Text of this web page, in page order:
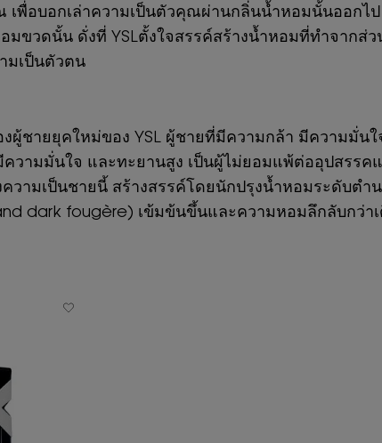
พื่อบอกเล่าความเป็นตัวคุณผ่านกลิ่นน้ำหอมนั้นออกไป
ขวดนั้น ดั่งที่ YSLตั้งใจสรรค์สร้างน้ำหอมที่ทำจากส่
มเป็นตัวตน
ชายยุคใหม่ของ YSL ผู้ชายที่มีความกล้า มีความมั่นใ
วามมั่นใจ และทะยานสูง เป็นผู้ไม่ยอมแพ้ต่ออุปสรรค
วามเป็นชายนี้ สร้างสรรค์โดยนักปรุงน้ำหอมระดับตำ
dark fougère) เข้มข้นขึ้นและความหอมลึกลับกว่า